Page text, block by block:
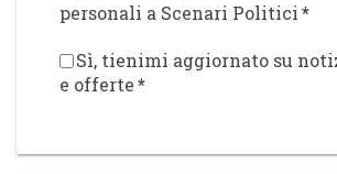
personali a Scenari Politici*
Sì, tienimi aggiornato su
e offerte*